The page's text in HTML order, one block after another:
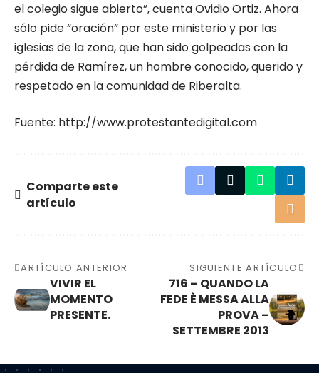
el colegio sigue abierto”, cuenta Ovidio Ortiz. Ahora
sólo pide “oración” por este ministerio y por las
iglesias de la zona, que han sido golpeadas con la
pérdida de Ramírez, un hombre conocido, querido y
respetado en la comunidad de Riberalta.
Fuente: http://www.protestantedigital.com
Comparte este
artículo
ARTÍCULO ANTERIOR
VIVIR EL
MOMENTO
PRESENTE.
SIGUIENTE ARTÍCULO
716 – QUANDO LA
FEDE È MESSA ALLA
PROVA –
SETTEMBRE 2013